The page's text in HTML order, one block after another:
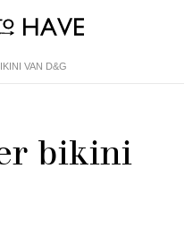
VAN D&G
bikini